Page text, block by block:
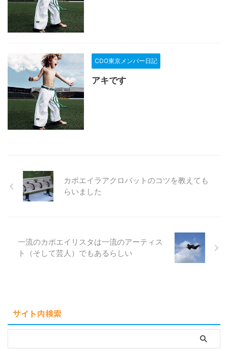
CDO東京メンバー日記
アキです
カポエイラアクロバットのコツを教えても
らいました
一流のカポエイリスタは一流のアーティス
ト（そして芸人）でもあるらしい
サイト内検索